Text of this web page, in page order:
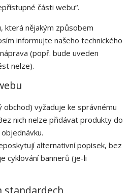
části webu“.
která nějakým způsobem
informujte našeho technického
(popř. bude uveden
nelze).
obchod) vyžaduje ke správnému
nich nelze přidávat produkty do
alternativní popisek, bez
cyklování bannerů (je-li
standardech